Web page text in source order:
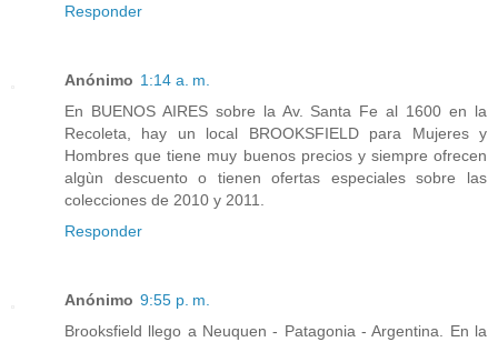
Responder
Anónimo 1:14 a. m.
En BUENOS AIRES sobre la Av. Santa Fe al 1600 en la
Recoleta, hay un local BROOKSFIELD para Mujeres y
Hombres que tiene muy buenos precios y siempre ofrecen
algùn descuento o tienen ofertas especiales sobre las
colecciones de 2010 y 2011.
Responder
Anónimo 9:55 p. m.
Brooksfield llego a Neuquen - Patagonia - Argentina. En la